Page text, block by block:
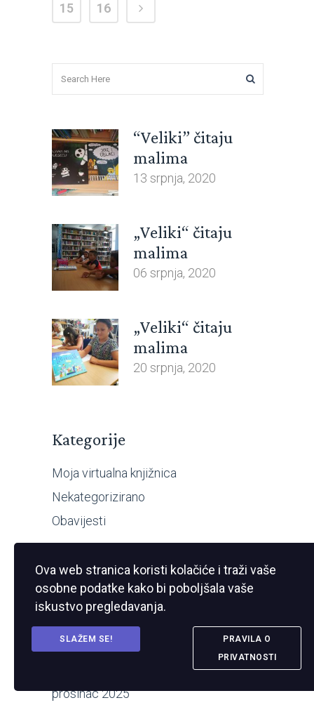
15
16
“Veliki” čitaju
malima
13 srpnja, 2020
„Veliki“ čitaju
malima
06 srpnja, 2020
„Veliki“ čitaju
malima
20 srpnja, 2020
Kategorije
Moja virtualna knjižnica
Nekategorizirano
Obavijesti
Arhiva
kolovoz 2026
travanj 2026
prosinac 2025
Ova web stranica koristi kolačiće i traži vaše
osobne podatke kako bi poboljšala vaše
iskustvo pregledavanja.
SLAŽEM SE!
PRAVILA O
PRIVATNOSTI